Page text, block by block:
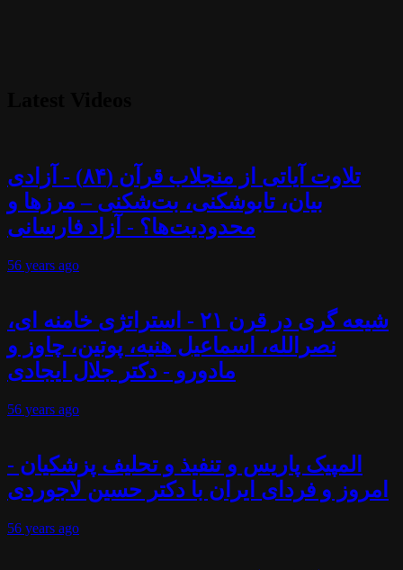
تلاوت آیاتی از منجلاب قرآن (۸۴) - آزادی
بیان، تابوشکنی، بت‌شکنی – مرزها و
محدودیت‌ها؟ - آزاد فارسانی
56 years ago
شیعه گری در قرن ۲۱ - استراتژی خامنه ای،
نصرالله، اسماعیل هنیه، پوتین، چاوز و
مادورو - دکتر جلال ایجادی
56 years ago
المپیک پاریس و تنفیذ و تحلیف پزشکیان -
امروز و فردای ایران با دکتر حسین لاجوردی
56 years ago